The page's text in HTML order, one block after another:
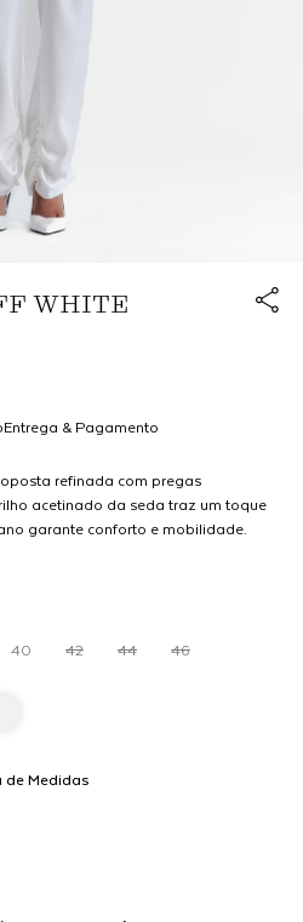
WHITE
Link
Entrega & Pagamento
refinada com pregas
acetinado da seda traz um toque
garante conforto e mobilidade.
40 42 44 46
de Medidas